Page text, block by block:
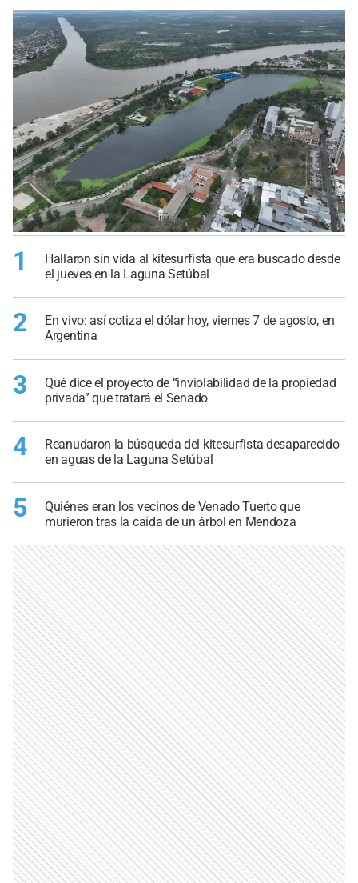
1
Hallaron sin vida al kitesurfista que era buscado desde
el jueves en la Laguna Setúbal
2
En vivo: así cotiza el dólar hoy, viernes 7 de agosto, en
Argentina
3
Qué dice el proyecto de “inviolabilidad de la propiedad
privada” que tratará el Senado
4
Reanudaron la búsqueda del kitesurfista desaparecido
en aguas de la Laguna Setúbal
5
Quiénes eran los vecinos de Venado Tuerto que
murieron tras la caída de un árbol en Mendoza